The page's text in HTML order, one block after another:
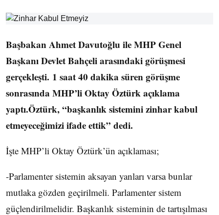
Başbakan Ahmet Davutoğlu ile MHP Genel
Başkanı Devlet Bahçeli arasındaki görüşmesi
gerçekleşti. 1 saat 40 dakika süren görüşme
sonrasında MHP’li Oktay Öztürk açıklama
yaptı.Öztürk, “başkanlık sistemini zinhar kabul
etmeyeceğimizi ifade ettik” dedi.
İşte MHP’li Oktay Öztürk’ün açıklaması;
-Parlamenter sistemin aksayan yanları varsa bunlar
mutlaka gözden geçirilmeli. Parlamenter sistem
güçlendirilmelidir. Başkanlık sisteminin de tartışılması